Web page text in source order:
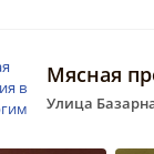
Мясная
Улица